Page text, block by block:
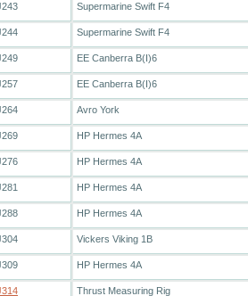
Supermarine Swift F4
Supermarine Swift F4
EE Canberra B(I)6
EE Canberra B(I)6
Avro York
HP Hermes 4A
HP Hermes 4A
HP Hermes 4A
HP Hermes 4A
Vickers Viking 1B
HP Hermes 4A
Thrust Measuring Rig